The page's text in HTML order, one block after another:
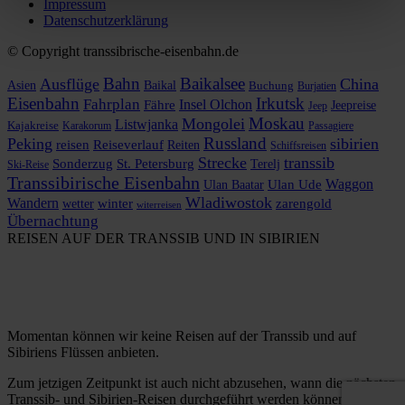
Impressum
Datenschutzerklärung
© Copyright transsibrische-eisenbahn.de
Asien Ausflüge Bahn Baikal Baikalsee Buchung Burjatien China
Eisenbahn Fahrplan Fähre Insel Olchon Irkutsk Jeep Jeepreise
Kajakreise Karakorum Listwjanka Mongolei Moskau Passagiere
Peking reisen Reiseverlauf Reiten Russland Schiffsreisen sibirien
Ski-Reise Sonderzug St. Petersburg Strecke Terelj transsib
Transsibirische Eisenbahn Ulan Baatar Ulan Ude Waggon
Wandern wetter winter witerreisen Wladiwostok zarengold
Übernachtung
REISEN AUF DER TRANSSIB UND IN SIBIRIEN
Momentan können wir keine Reisen auf der Transsib und auf
Sibiriens Flüssen anbieten.
Zum jetzigen Zeitpunkt ist auch nicht abzusehen, wann die nächsten
Transsib- und Sibirien-Reisen durchgeführt werden können.